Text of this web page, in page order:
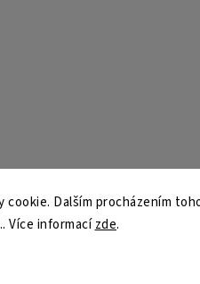
cookie. Dalším procházením
Více informacízde.